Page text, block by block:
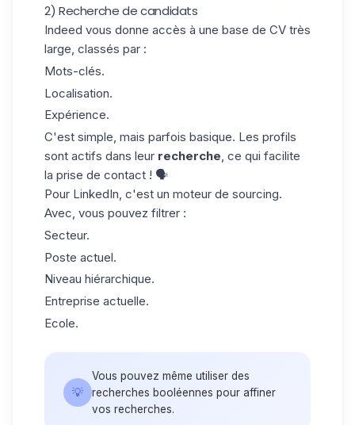
2) Recherche de candidats
Indeed vous donne accès à une base de CV très
large, classés par :
Mots-clés.
Localisation.
Expérience.
C'est simple, mais parfois basique. Les profils
sont actifs dans leur recherche, ce qui facilite
la prise de contact ! 🗣️
Pour LinkedIn, c'est un moteur de sourcing.
Avec, vous pouvez filtrer :
Secteur.
Poste actuel.
Niveau hiérarchique.
Entreprise actuelle.
Ecole.
💡
Vous pouvez même utiliser des
recherches booléennes pour affiner
vos recherches.